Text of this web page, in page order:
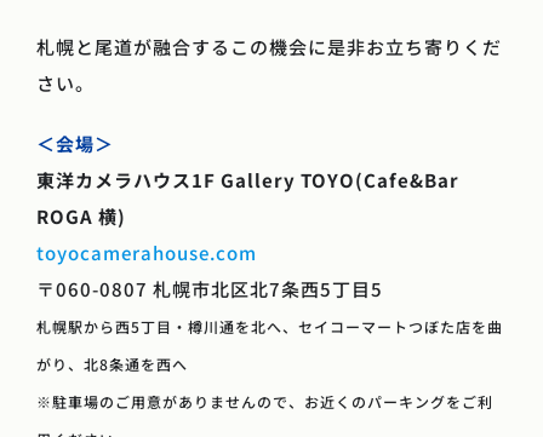
札幌と尾道が融合するこの機会に是非お立ち寄りくだ
さい。
＜会場＞
東洋カメラハウス1F Gallery TOYO(Cafe&Bar
ROGA 横)
toyocamerahouse.com
〒060-0807 札幌市北区北7条西5丁目5
札幌駅から西5丁目・樽川通を北へ、セイコーマートつぼた店を曲
がり、北8条通を西へ
※駐車場のご用意がありませんので、お近くのパーキングをご利